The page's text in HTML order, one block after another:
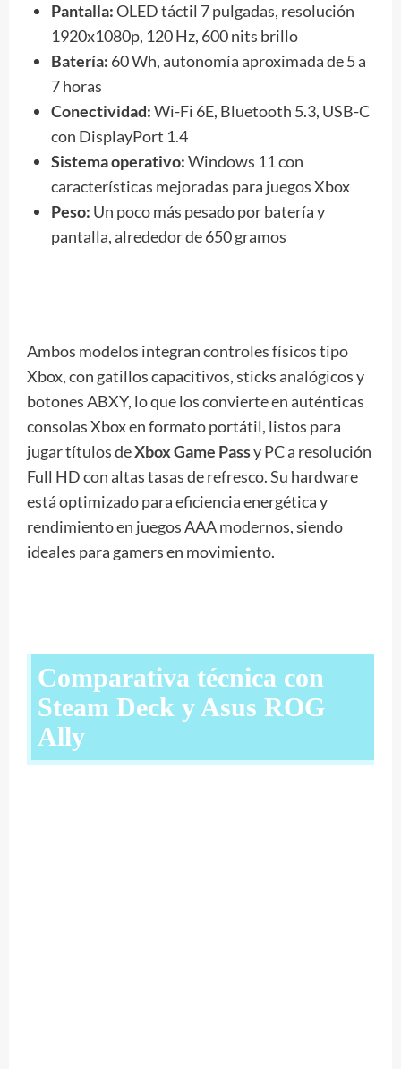
Pantalla:OLED táctil 7 pulgadas, resolución
1920x1080p, 120 Hz, 600 nits brillo
Batería: 60 Wh, autonomía aproximada de 5 a
7 horas
Conectividad:Wi-Fi 6E, Bluetooth 5.3, USB-C
con DisplayPort 1.4
Sistema operativo:Windows 11 con
características mejoradas para juegos Xbox
Peso: Un poco más pesado por batería y
pantalla, alrededor de 650 gramos
Ambos modelos integran controles físicos tipo
Xbox, con gatillos capacitivos, sticks analógicos y
botones ABXY, lo que los convierte en auténticas
consolas Xbox en formato portátil, listos para
jugar títulos deXbox Game Passy PC a resolución
Full HD con altas tasas de refresco. Su hardware
está optimizado para eficiencia energética y
rendimiento en juegos AAA modernos, siendo
ideales para gamers en movimiento.
Comparativa técnica con
Steam Deck y Asus ROG
Ally